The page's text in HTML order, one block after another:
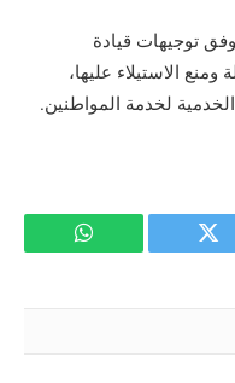
وفق توجيهات قيادة
الاستيلاء عليها،
لخدمة المواطنين.
تويتر واتساب